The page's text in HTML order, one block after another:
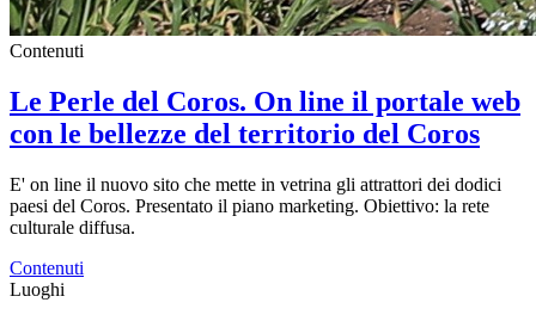
Contenuti
Le Perle del Coros. On line il portale web
con le bellezze del territorio del Coros
E' on line il nuovo sito che mette in vetrina gli attrattori dei dodici
paesi del Coros. Presentato il piano marketing. Obiettivo: la rete
culturale diffusa.
Contenuti
Luoghi